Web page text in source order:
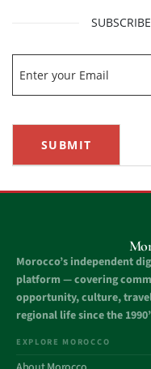
SUBMIT
Morocco’s independent
platform — covering
opportunity, culture,
regional life since the
EXPLORE MOROCCO